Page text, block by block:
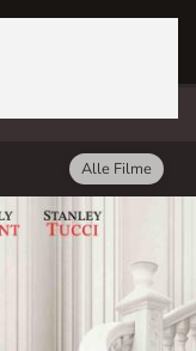
Alle Filme